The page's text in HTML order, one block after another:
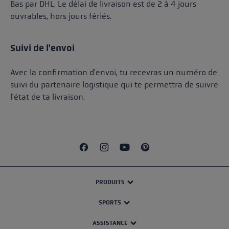
Bas par DHL. Le délai de livraison est de 2 à 4 jours
ouvrables, hors jours fériés.
Suivi de l'envoi
Avec la confirmation d'envoi, tu recevras un numéro de
suivi du partenaire logistique qui te permettra de suivre
l'état de ta livraison.
PRODUITS
SPORTS
ASSISTANCE